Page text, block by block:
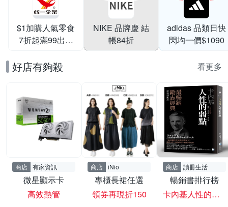
$1加購人氣零食
7折起滿99出貨
NIKE 品牌慶 結
帳84折
adidas 品類日快
閃均一價$1090
好店有夠殺 看更多
商店 有家資訊
微星顯示卡
高效熱管
商店 iNio
專櫃長裙任選
領券再現折150
商店 讀冊生活
暢銷書排行榜
卡內基人性的弱點